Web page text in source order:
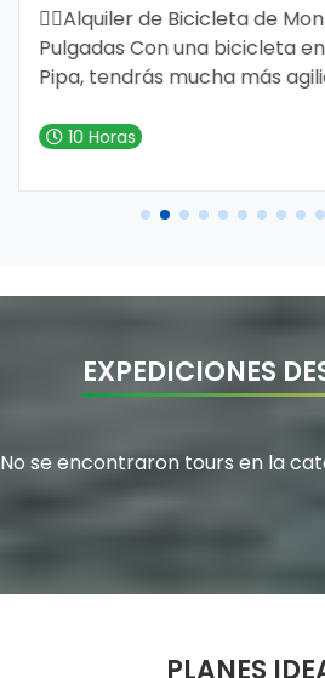
4 Horas
No se encontraron tours en la
Reserva nuestra sugerencia
estadía y aprovecha al